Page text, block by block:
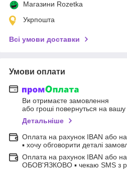
Магазини Rozetka
Укрпошта
Всі умови доставки
Умови оплати
Ви отримаєте замовлення
або гроші повернуться на вашу
Детальніше
Оплата на рахунок IBAN або
▪ хочу обговорити деталі
Оплата на рахунок IBAN або
ОБОВ'ЯЗКОВО ▪ чекаю SMS з